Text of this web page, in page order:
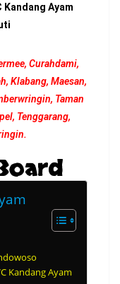
Kandang Ayam
Curahdami,
Klabang, Maesan,
Taman
Tenggarang,
Kandang Ayam